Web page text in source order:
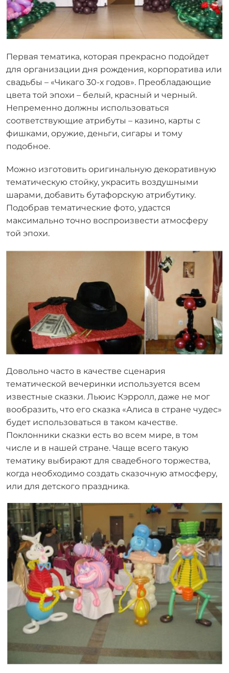
Первая тематика, которая прекрасно подойдет
для организации дня рождения, корпоратива или
свадьбы – «Чикаго 30-х годов». Преобладающие
цвета той эпохи – белый, красный и черный.
Непременно должны использоваться
соответствующие атрибуты – казино, карты с
фишками, оружие, деньги, сигары и тому
подобное.
Можно изготовить оригинальную декоративную
тематическую стойку, украсить воздушными
шарами, добавить бутафорскую атрибутику.
Подобрав тематические фото, удастся
максимально точно воспроизвести атмосферу
той эпохи.
Довольно часто в качестве сценария
тематической вечеринки используется всем
известные сказки. Льюис Кэрролл, даже не мог
вообразить, что его сказка «Алиса в стране чудес»
будет использоваться в таком качестве.
Поклонники сказки есть во всем мире, в том
числе и в нашей стране. Чаще всего такую
тематику выбирают для свадебного торжества,
когда необходимо создать сказочную атмосферу,
или для детского праздника.